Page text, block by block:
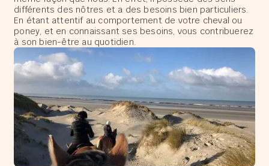
différents des nôtres et a des besoins bien particuliers.
En étant attentif au comportement de votre cheval ou
poney, et en connaissant ses besoins, vous contribuerez
à son bien-être au quotidien.